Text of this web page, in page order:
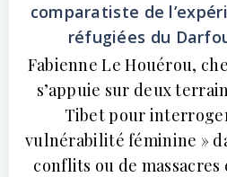
comparatiste de
réfugiées du
Fabienne Le Houérou,
s’appuie sur deux
Tibet pour
vulnérabilité féminine »
conflits ou de